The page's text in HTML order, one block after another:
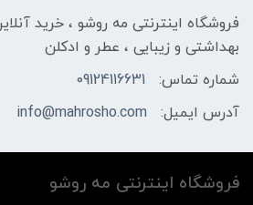
فروشگاه اینترنتی مه‌ رو‌شو ، خرید
بهداشتی و زیبایی ، عطر و ادکلن
شماره تماس:
09124116631
آدرس ایمیل:
info@mahrosho.com
فروشگاه اینترنتی مه‌ رو‌شو